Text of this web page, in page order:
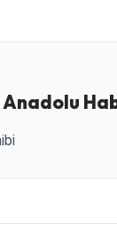
Anadolu